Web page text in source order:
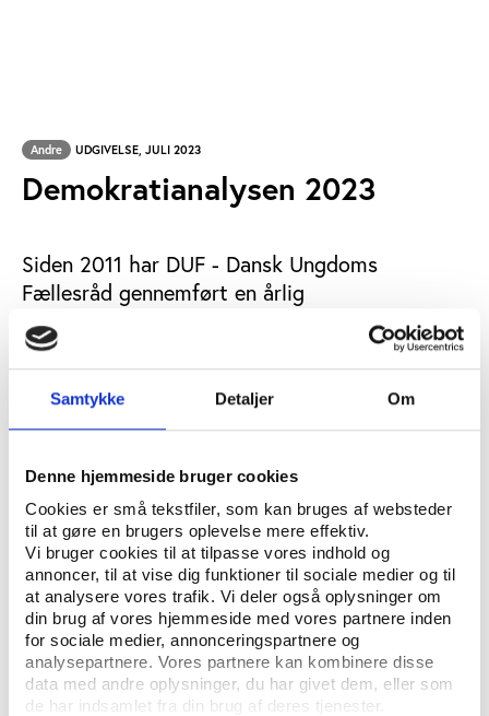
Samtykke Detaljer Om
Denne hjemmeside bruger cookies
Cookies er små tekstfiler, som kan bruges af websteder
til at gøre en brugers oplevelse mere effektiv.
Vi bruger cookies til at tilpasse vores indhold og
annoncer, til at vise dig funktioner til sociale medier og til
at analysere vores trafik. Vi deler også oplysninger om
din brug af vores hjemmeside med vores partnere inden
for sociale medier, annonceringspartnere og
analysepartnere. Vores partnere kan kombinere disse
data med andre oplysninger, du har givet dem, eller som
de har indsamlet fra din brug af deres tjenester.
Andre UDGIVELSE, JULI 2023
Demokratianalysen 2023
Siden 2011 har DUF - Dansk Ungdoms
Fællesråd gennemført en årlig
Demokratianalyse, som gør status over
danskernes – og særligt unges - holdninger og
deltagelse i demokratiet.
NØGLEORD: DEMOKRATI
ÅBN RAPPORT
UDGIVER: DANSK UNGDOMS FÆLLESRÅD OG EPINION
ANTAL SIDER: 63